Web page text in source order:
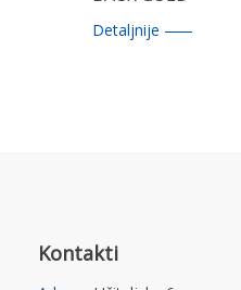
Detaljnije
Kontakti